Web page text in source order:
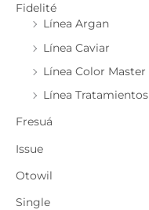
Fidelité
Línea Argan
Línea Caviar
Línea Color Master
Línea Tratamientos
Fresuá
Issue
Otowil
Single